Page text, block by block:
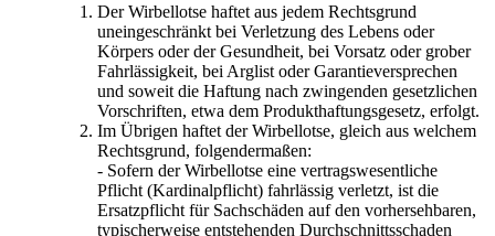
Der Wirbellotse haftet aus jedem Rechtsgrund
uneingeschränkt bei Verletzung des Lebens oder
Körpers oder der Gesundheit, bei Vorsatz oder grober
Fahrlässigkeit, bei Arglist oder Garantieversprechen
und soweit die Haftung nach zwingenden gesetzlichen
Vorschriften, etwa dem Produkthaftungsgesetz, erfolgt.
Im Übrigen haftet der Wirbellotse, gleich aus welchem
Rechtsgrund, folgendermaßen:
- Sofern der Wirbellotse eine vertragswesentliche
Pflicht (Kardinalpflicht) fahrlässig verletzt, ist die
Ersatzpflicht für Sachschäden auf den vorhersehbaren,
typischerweise entstehenden Durchschnittsschaden